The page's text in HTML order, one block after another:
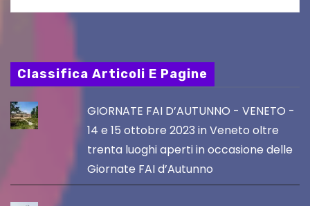
Classifica Articoli E Pagine
GIORNATE FAI D’AUTUNNO - VENETO -
14 e 15 ottobre 2023 in Veneto oltre
trenta luoghi aperti in occasione delle
Giornate FAI d’Autunno